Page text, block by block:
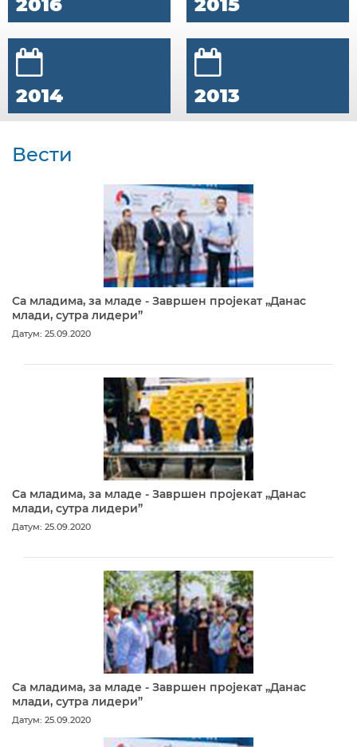
2014 2013
Вести
Са младима, за младе - Завршен пројекат „Данас
млади, сутра лидери”
Датум: 25.09.2020
Са младима, за младе - Завршен пројекат „Данас
млади, сутра лидери”
Датум: 25.09.2020
Са младима, за младе - Завршен пројекат „Данас
млади, сутра лидери”
Датум: 25.09.2020